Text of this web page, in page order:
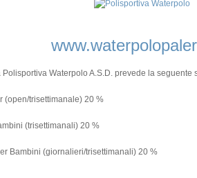
Waterpolo A.S.D. prevede la seguente
(open/trisettimanale) 20 %
(trisettimanali) 20 %
Bambini (giornalieri/trisettimanali) 20 %